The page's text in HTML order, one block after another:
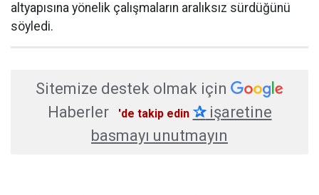
altyapısına yönelik çalışmaların aralıksız sürdüğünü
söyledi.
Sitemize destek olmak için
Haberler
'de takip edin ✰işaretine
basmayı unutmayın